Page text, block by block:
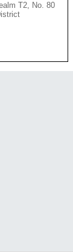
T2, No. 80